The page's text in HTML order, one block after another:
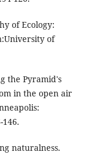
of Ecology:
of
the Pyramid's
in the open air
naturalness.